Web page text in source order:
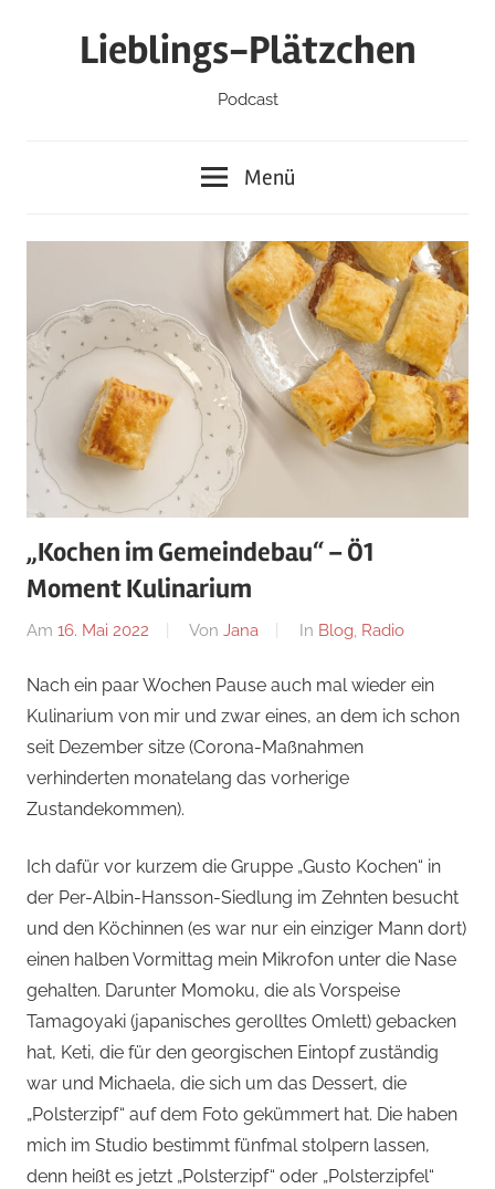
Lieblings-Plätzchen
Podcast
Menü
„Kochen im Gemeindebau“ – Ö1
Moment Kulinarium
Am 16. Mai 2022 Von Jana In Blog, Radio
Nach ein paar Wochen Pause auch mal wieder ein
Kulinarium von mir und zwar eines, an dem ich schon
seit Dezember sitze (Corona-Maßnahmen
verhinderten monatelang das vorherige
Zustandekommen).
Ich dafür vor kurzem die Gruppe „Gusto Kochen“ in
der Per-Albin-Hansson-Siedlung im Zehnten besucht
und den Köchinnen (es war nur ein einziger Mann dort)
einen halben Vormittag mein Mikrofon unter die Nase
gehalten. Darunter Momoku, die als Vorspeise
Tamagoyaki (japanisches gerolltes Omlett) gebacken
hat, Keti, die für den georgischen Eintopf zuständig
war und Michaela, die sich um das Dessert, die
„Polsterzipf“ auf dem Foto gekümmert hat. Die haben
mich im Studio bestimmt fünfmal stolpern lassen,
denn heißt es jetzt „Polsterzipf“ oder „Polsterzipfel“